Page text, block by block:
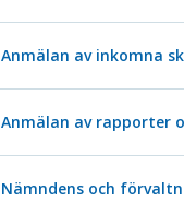
Anmälan av inkomna
Anmälan av rapporter
Nämndens och